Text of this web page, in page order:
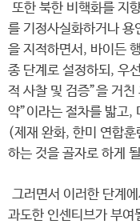
또한 북한 비핵화를 지
를 기정사실화하거나 용
을 지적하면서, 바이든
종 단계로 설정하되, 우
적 사찰 및 검증”을 거
약”이라는 절차를 밟고,
(제재 완화, 한미 연합
하는 것을 골자로 하게
그러면서 이러한 단계
과도한 인센티브가 부